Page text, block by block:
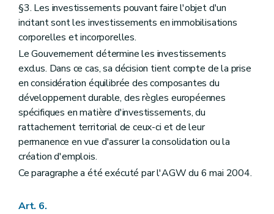
§3. Les investissements pouvant faire l'objet d'un
incitant sont les investissements en immobilisations
corporelles et incorporelles.
Le Gouvernement détermine les investissements
exclus. Dans ce cas, sa décision tient compte de la prise
en considération équilibrée des composantes du
développement durable, des règles européennes
spécifiques en matière d'investissements, du
rattachement territorial de ceux-ci et de leur
permanence en vue d'assurer la consolidation ou la
création d'emplois.
Ce paragraphe a été exécuté par l'AGW du 6 mai 2004.
Art. 6.